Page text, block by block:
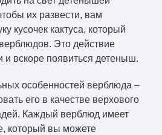
их развести, вам
кусочек кактуса, который
Это действие
и вскоре появиться детеныш.
особенностей верблюда –
его в качестве верхового
Каждый верблюд имеет
который вы можете